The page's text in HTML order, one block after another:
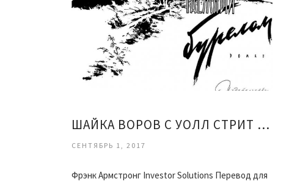
ШАЙКА ВОРОВ С УОЛЛ СТРИТ FB2
СЕНТЯБРЬ 1, 2017
Фрэнк Армстронг Investor Solutions Перевод для